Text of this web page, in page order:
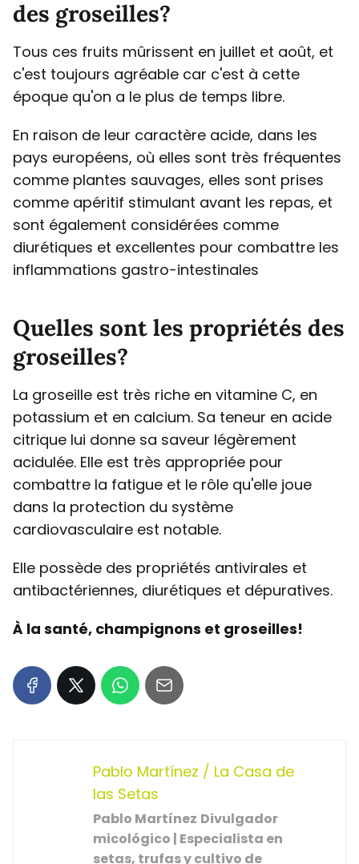
des groseilles?
Tous ces fruits mûrissent en juillet et août, et
c'est toujours agréable car c'est à cette
époque qu'on a le plus de temps libre.
En raison de leur caractère acide, dans les
pays européens, où elles sont très fréquentes
comme plantes sauvages, elles sont prises
comme apéritif stimulant avant les repas, et
sont également considérées comme
diurétiques et excellentes pour combattre les
inflammations gastro-intestinales
Quelles sont les propriétés des
groseilles?
La groseille est très riche en vitamine C, en
potassium et en calcium. Sa teneur en acide
citrique lui donne sa saveur légèrement
acidulée. Elle est très appropriée pour
combattre la fatigue et le rôle qu'elle joue
dans la protection du système
cardiovasculaire est notable.
Elle possède des propriétés antivirales et
antibactériennes, diurétiques et dépuratives.
À la santé, champignons et groseilles!
Pablo Martínez / La Casa de
las Setas
Pablo Martínez Divulgador
micológico | Especialista en
setas, trufas y cultivo de